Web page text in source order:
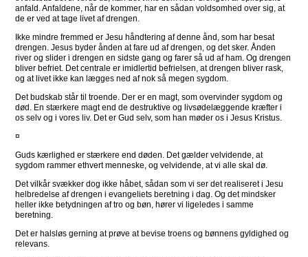
anfald. Anfaldene, når de kommer, har en sådan voldsomhed over sig, at
de er ved at tage livet af drengen.
Ikke mindre fremmed er Jesu håndtering af denne ånd, som har besat
drengen. Jesus byder ånden at fare ud af drengen, og det sker. Ånden
river og slider i drengen en sidste gang og farer så ud af ham. Og drengen
bliver befriet. Det centrale er imidlertid befrielsen, at drengen bliver rask,
og at livet ikke kan lægges ned af nok så megen sygdom.
Det budskab står til troende. Der er en magt, som overvinder sygdom og
død. En stærkere magt end de destruktive og livsødelæggende kræfter i
os selv og i vores liv. Det er Gud selv, som han møder os i Jesus Kristus.
¤
Guds kærlighed er stærkere end døden. Det gælder velvidende, at
sygdom rammer ethvert menneske, og velvidende, at vi alle skal dø.
Det vilkår svækker dog ikke håbet, sådan som vi ser det realiseret i Jesu
helbredelse af drengen i evangeliets beretning i dag. Og det mindsker
heller ikke betydningen af tro og bøn, hører vi ligeledes i samme
beretning.
Det er halsløs gerning at prøve at bevise troens og bønnens gyldighed og
relevans.